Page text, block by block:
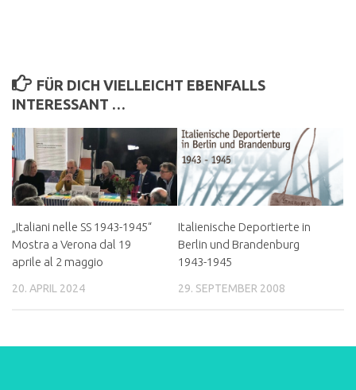
FÜR DICH VIELLEICHT EBENFALLS
INTERESSANT …
„Italiani nelle SS 1943-1945“
Mostra a Verona dal 19
aprile al 2 maggio
20. APRIL 2024
Italienische Deportierte in
Berlin und Brandenburg
1943-1945
29. SEPTEMBER 2008